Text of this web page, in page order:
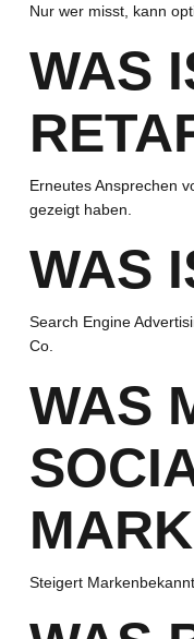
Nur wer misst, kann
WAS
Erneutes Ansprechen
gezeigt haben.
WAS
Search Engine
Co.
WAS
Steigert